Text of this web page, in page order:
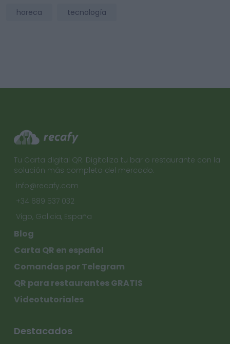
horeca tecnología
Tu Carta digital QR. Digitaliza tu bar o restaurante con la
solución más completa del mercado.
info@recafy.com
+34 689 537 032
Vigo, Galicia, España
Blog
Carta QR en español
Comandas por Telegram
QR para restaurantes GRATIS
Videotutoriales
Destacados